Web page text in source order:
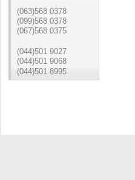
(063)568 0378
(099)568 0378
(067)568 0375
(044)501 9027
(044)501 9068
(044)501 8995